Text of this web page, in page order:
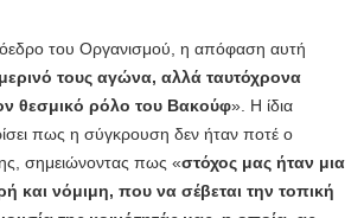
του Οργανισμού, η απόφαση αυτή
τους αγώνα, αλλά ταυτόχρονα
θεσμικό ρόλο του Βακούφ». Η ίδια
πως η σύγκρουση δεν ήταν ποτέ ο
σημειώνοντας πως «στόχος μας ήταν μια
και νόμιμη, που να σέβεται την τοπική